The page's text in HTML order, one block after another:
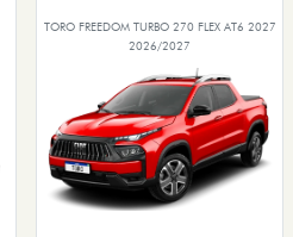
TORO FREEDOM TURBO 270 FLEX AT6 2027
2026/2027